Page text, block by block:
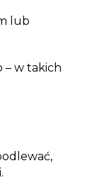
lub
– w takich